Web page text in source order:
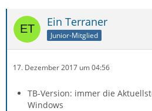
Ein Terraner
Junior-Mitglied
17. Dezember 2017 um 04:56
TB-Version: immer die
Windows